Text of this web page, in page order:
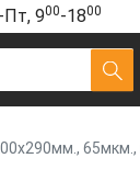
900-1800